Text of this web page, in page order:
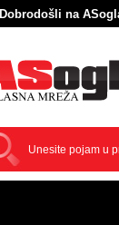
Dobrodošli na